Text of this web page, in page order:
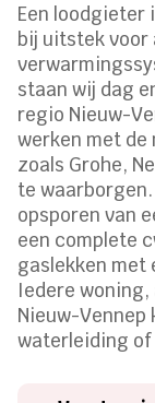
Een loodgieter
bij uitstek voor
staan wij dag
regio Nieuw-
werken met de
zoals Grohe,
te
opsporen van
een complete
gaslekken
Iedere
Nieuw-Vennep
waterleiding of